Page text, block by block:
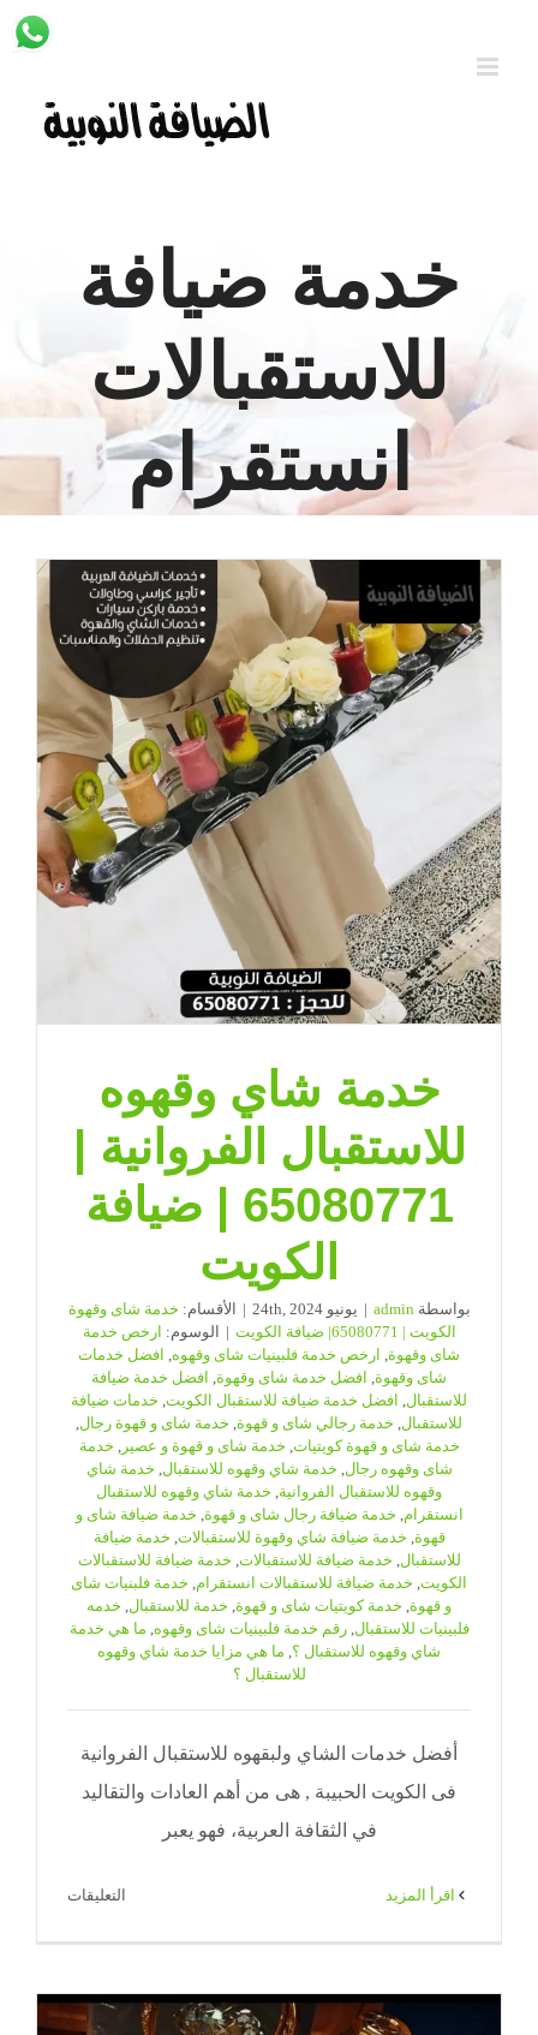
خدمة ضيافة
للاستقبالات
انستقرام
خدمة شاي وقهوه
للاستقبال الفروانية |
65080771 | ضيافة
الكويت
بواسطة admin
| يونيو 24th, 2024 | الأقسام: خدمة شاى وقهوة
الكويت | 65080771| ضيافة الكويت
| الوسوم: ارخص خدمة
شاى وقهوة
ارخص خدمة فلبينيات شاى وقهوه
افضل خدمات
شاى وقهوة
افضل خدمة شاى وقهوة
افضل خدمة ضيافة
للاستقبال
افضل خدمة ضيافة للاستقبال الكويت خدمات ضيافة
للاستقبال خدمة رجالي شاى و قهوة خدمة شاى و قهوة رجال
خدمة شاى و قهوة كويتيات خدمة شاى و قهوة و عصير
خدمة
شاى وقهوه رجال خدمة شاي وقهوه للاستقبال خدمة شاي
وقهوه للاستقبال الفروانية خدمة شاي وقهوه للاستقبال
انستقرام خدمة ضيافة رجال شاى و قهوة خدمة ضيافة شاى و
قهوة خدمة ضيافة شاي وقهوة للاستقبالات خدمة ضيافة
للاستقبال خدمة ضيافة للاستقبالات خدمة ضيافة للاستقبالات
الكويت خدمة ضيافة للاستقبالات انستقرام خدمة فلبنيات شاى
و قهوة خدمة كويتيات شاى و قهوة خدمة للاستقبال خدمه
فلبينيات للاستقبال ,رقم خدمة فلبينيات شاى وقهوه ما هي خدمة
شاي وقهوه للاستقبال ؟ ما هي مزايا خدمة شاي وقهوه
للاستقبال ؟
أفضل خدمات الشاي ولبقهوه للاستقبال الفروانية
فى الكويت الحبيبة , هى من أهم العادات والتقاليد
في الثقافة العربية، فهو يعبر
التعليقات
للاستقبال